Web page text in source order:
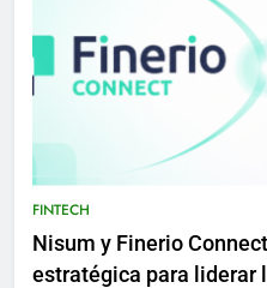
FINTECH
Nisum y Finerio
estratégica para liderar